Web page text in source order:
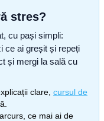
stres?
cu pași simpli:
ce ai greșit și repeți
și mergi la sală cu
clare, cursul de
ce mai ai de